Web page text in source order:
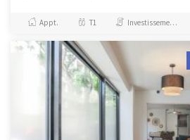
musées, commerces, re...
Appt. T1 Investissement et Défiscalisation